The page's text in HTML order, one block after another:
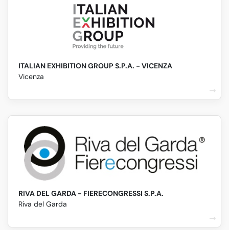
ITALIAN EXHIBITION GROUP S.P.A. - VICENZA
Vicenza
RIVA DEL GARDA - FIERECONGRESSI S.P.A.
Riva del Garda